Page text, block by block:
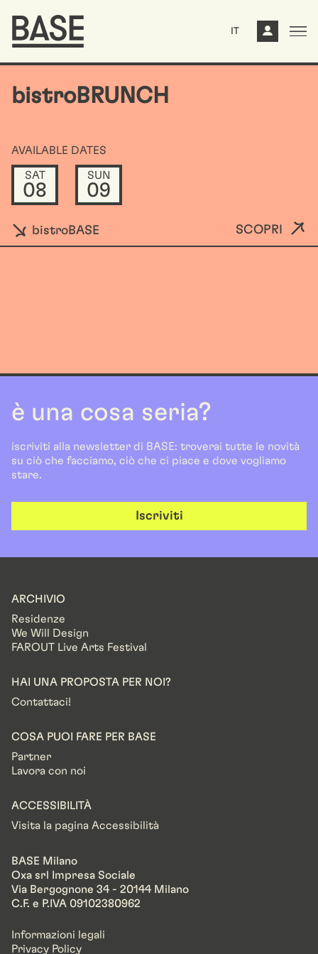
IT
bistroBRUNCH
AVAILABLE DATES
SAT
08
SUN
09
bistroBASE SCOPRI
è una cosa seria?
iscriviti alla newsletter di BASE: troverai tutte le novità
su ciò che facciamo, ciò che ci piace e dove vogliamo
stare.
Iscriviti
ARCHIVIO
Residenze
We Will Design
FAROUT Live Arts Festival
HAI UNA PROPOSTA PER NOI?
Contattaci!
COSA PUOI FARE PER BASE
Partner
Lavora con noi
ACCESSIBILITÀ
Visita la pagina Accessibilità
BASE Milano
Oxa srl Impresa Sociale
Via Bergognone 34 - 20144 Milano
C.F. e P.IVA 09102380962
Informazioni legali
Privacy Policy